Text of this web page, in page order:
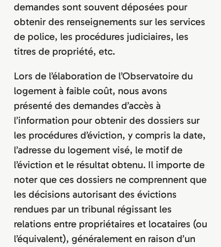
demandes sont souvent déposées pour
obtenir des renseignements sur les services
de police, les procédures judiciaires, les
titres de propriété, etc.
Lors de l’élaboration de l’Observatoire du
logement à faible coût, nous avons
présenté des demandes d’accès à
l’information pour obtenir des dossiers sur
les procédures d’éviction, y compris la date,
l’adresse du logement visé, le motif de
l’éviction et le résultat obtenu. Il importe de
noter que ces dossiers ne comprennent que
les décisions autorisant des évictions
rendues par un tribunal régissant les
relations entre propriétaires et locataires (ou
l’équivalent), généralement en raison d’un